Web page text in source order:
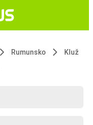
Rumunsko Kluž